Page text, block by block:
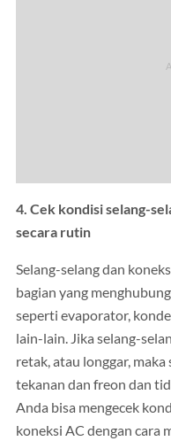
4. Cek kondisi selang-
secara rutin
Selang-selang dan
bagian yang
seperti evaporator,
lain-lain. Jika selang-
retak, atau longgar,
tekanan dan freon dan
Anda bisa mengecek
koneksi AC dengan cara